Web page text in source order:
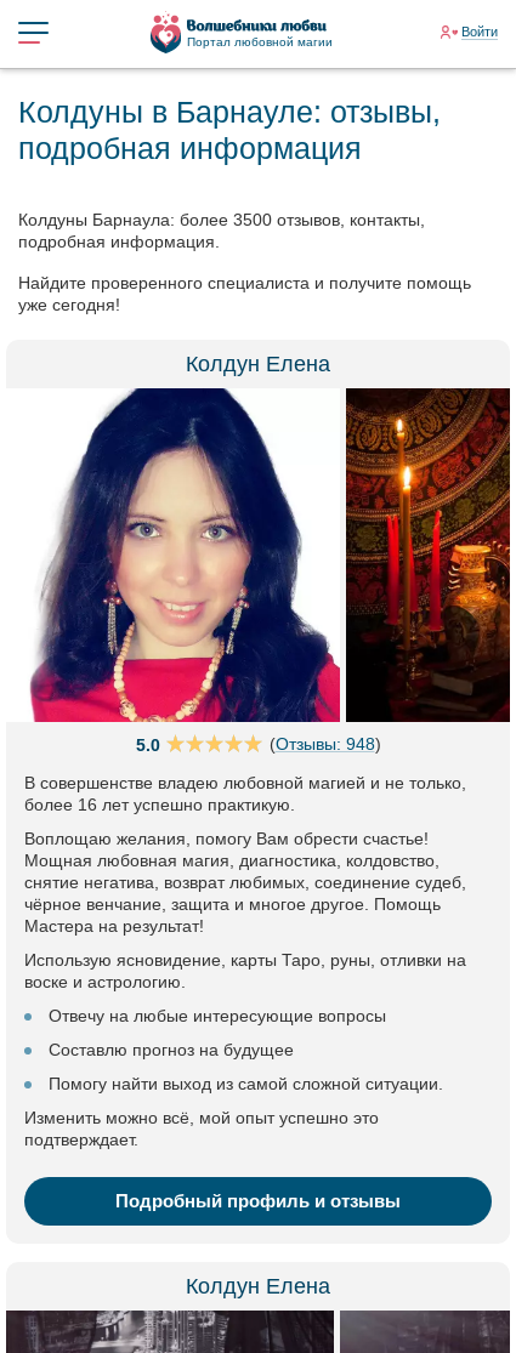
Портал любовной магии
Войти
Колдуны в Барнауле: отзывы,
подробная информация
Колдуны Барнаула: более 3500 отзывов, контакты,
подробная информация.
Найдите проверенного специалиста и получите помощь
уже сегодня!
Колдун Елена
5.0 (Отзывы: 948)
В совершенстве владею любовной магией и не только,
более 16 лет успешно практикую.
Воплощаю желания, помогу Вам обрести счастье!
Мощная любовная магия, диагностика, колдовство,
снятие негатива, возврат любимых, соединение судеб,
чёрное венчание, защита и многое другое. Помощь
Мастера на результат!
Использую ясновидение, карты Таро, руны, отливки на
воске и астрологию.
Отвечу на любые интересующие вопросы
Составлю прогноз на будущее
Помогу найти выход из самой сложной ситуации.
Изменить можно всё, мой опыт успешно это
подтверждает.
Подробный профиль и отзывы
Колдун Елена